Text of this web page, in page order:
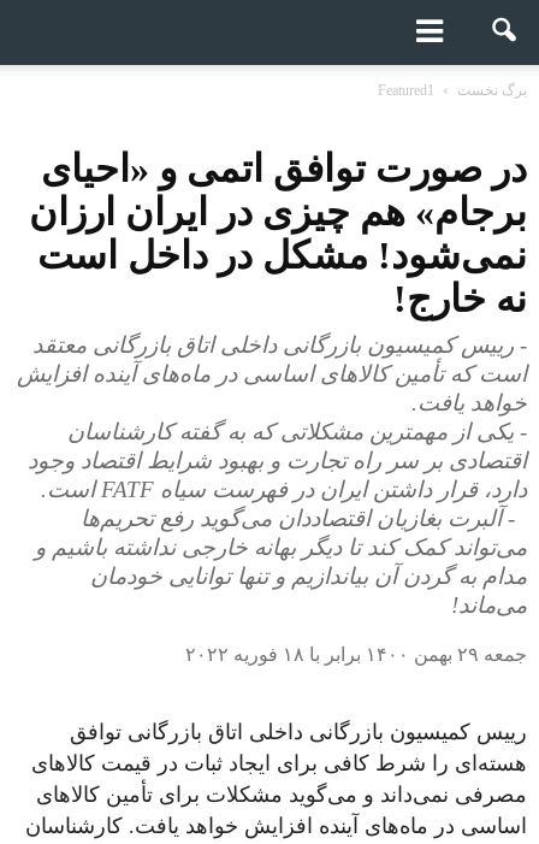
برگ نخست Featured1
در صورت توافق اتمی و «احیای
برجام» هم چیزی در ایران ارزان
نمی‌شود! مشکل در داخل است
نه خارج!
- رییس کمیسیون بازرگانی داخلی اتاق بازرگانی معتقد
است که تأمین کالاهای اساسی در ماه‌های آینده افزایش
خواهد یافت.
- یکی از مهمترین مشکلاتی که به گفته کارشناسان
اقتصادی بر سر راه تجارت و بهبود شرایط اقتصاد وجود
دارد، قرار داشتن ایران در فهرست سیاه FATF است.
- آلبرت بغازیان اقتصاددان می‌گوید رفع تحریم‌ها
می‌تواند کمک کند تا دیگر بهانه خارجی نداشته باشیم و
مدام به گردن آن بیاندازیم و تنها توانایی خودمان
می‌ماند!
جمعه ۲۹ بهمن ۱۴۰۰ برابر با ۱۸ فوریه ۲۰۲۲
رییس کمیسیون بازرگانی داخلی اتاق بازرگانی توافق
هسته‌ای را شرط کافی برای ایجاد ثبات در قیمت کالاهای
مصرفی نمی‌داند و می‌گوید مشکلات برای تأمین کالاهای
اساسی در ماه‌های آینده افزایش خواهد یافت. کارشناسان